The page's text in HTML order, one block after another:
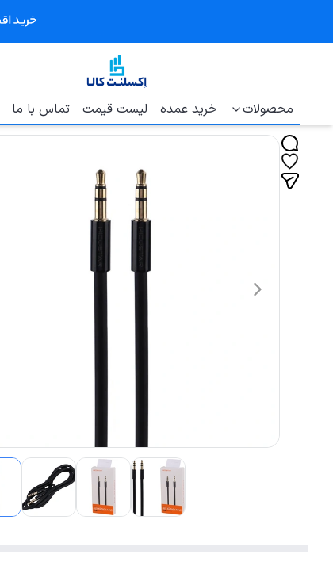
محصولات خرید عمده لیست قیمت تماس با ما